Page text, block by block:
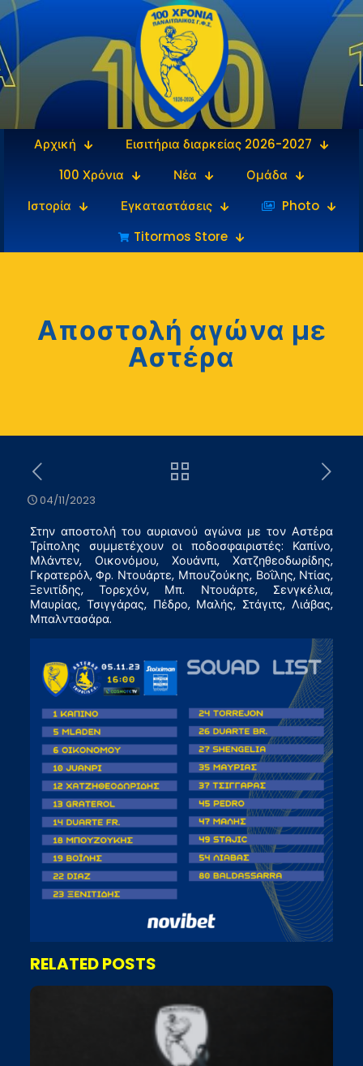
Αρχική
Εισιτήρια διαρκείας 2026-2027
100 Χρόνια
Νέα
Ομάδα
Ιστορία
Εγκαταστάσεις
‎‏‏‎ ‎Photo
Titormos Store
Αποστολή αγώνα με
Αστέρα
04/11/2023
Στην αποστολή του αυριανού αγώνα με τον Αστέρα
Τρίπολης συμμετέχουν οι ποδοσφαιριστές: Καπίνο,
Μλάντεν, Οικονόμου, Χουάνπι, Χατζηθεοδωρίδης,
Γκρατερόλ, Φρ. Ντουάρτε, Μπουζούκης, Βοΐλης, Ντίας,
Ξενιτίδης, Τορεχόν, Μπ. Ντουάρτε, Σενγκέλια,
Μαυρίας, Τσιγγάρας, Πέδρο, Μαλής, Στάγιτς, Λιάβας,
Μπαλντασάρα.
RELATED POSTS